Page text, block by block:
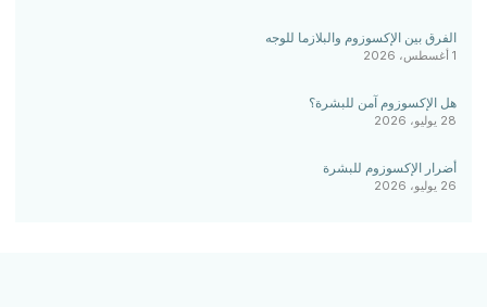
الفرق بين الإكسوزوم والبلازما للوجه
1 أغسطس، 2026
هل الإكسوزوم آمن للبشرة؟
28 يوليو، 2026
أضرار الإكسوزوم للبشرة
26 يوليو، 2026